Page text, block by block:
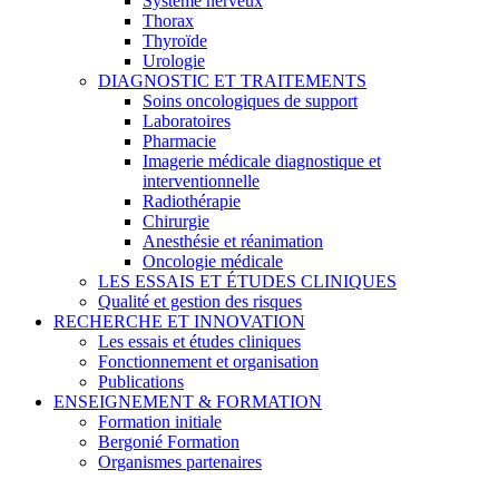
Thorax
Thyroïde
Urologie
DIAGNOSTIC ET TRAITEMENTS
Soins oncologiques de support
Laboratoires
Pharmacie
Imagerie médicale diagnostique et
interventionnelle
Radiothérapie
Chirurgie
Anesthésie et réanimation
Oncologie médicale
LES ESSAIS ET ÉTUDES CLINIQUES
Qualité et gestion des risques
RECHERCHE ET INNOVATION
Les essais et études cliniques
Fonctionnement et organisation
Publications
ENSEIGNEMENT & FORMATION
Formation initiale
Bergonié Formation
Organismes partenaires